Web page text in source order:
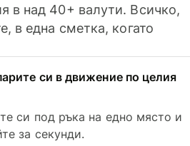
в над 40+ валути. Всичко,
в една сметка, когато
си в движение по целия
си под ръка на едно място и
за секунди.